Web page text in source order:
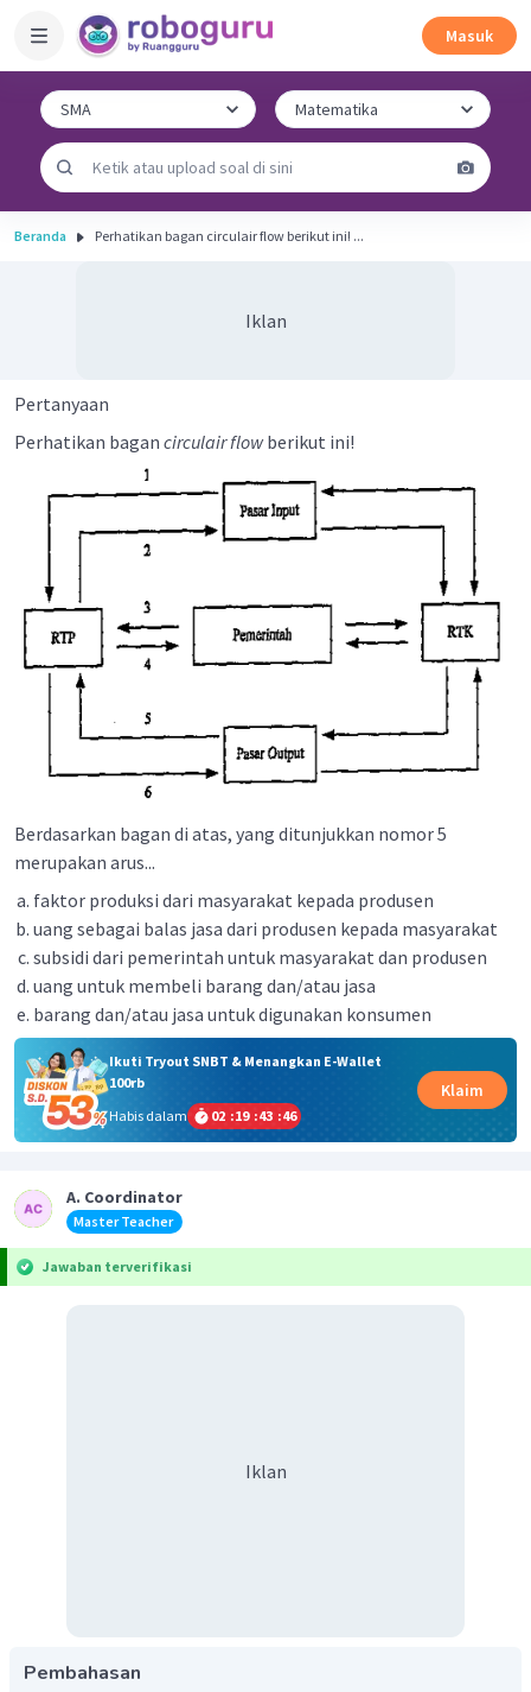
Masuk
Beranda Perhatikan bagan circulair flow berikut ini! ...
Iklan
Pertanyaan
Perhatikan bagan circulair flowberikut ini!
Berdasarkan bagan di atas, yang ditunjukkan nomor 5
merupakan arus...
faktor produksi dari masyarakat kepada produsen
uang sebagai balas jasa dari produsen kepada masyarakat
subsidi dari pemerintah untuk masyarakat dan produsen
uang untuk membeli barang dan/atau jasa
barang dan/atau jasa untuk digunakan konsumen
Ikuti Tryout SNBT & Menangkan E-Wallet
100rb
Habis dalam
02 :19 :43 :46
Klaim
A. Coordinator
Master Teacher
Jawaban terverifikasi
Iklan
Pembahasan